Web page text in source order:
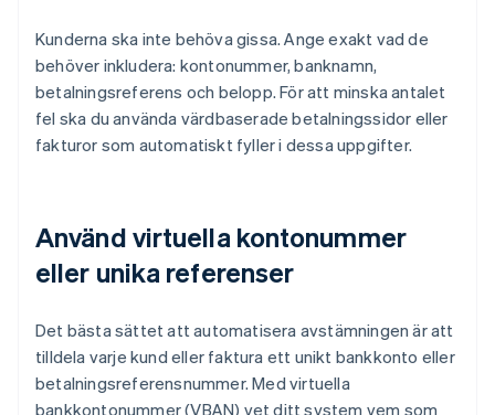
Kunderna ska inte behöva gissa. Ange exakt vad de
behöver inkludera: kontonummer, banknamn,
betalningsreferens och belopp. För att minska antalet
fel ska du använda värdbaserade betalningssidor eller
fakturor som automatiskt fyller i dessa uppgifter.
Använd virtuella kontonummer
eller unika referenser
Det bästa sättet att automatisera avstämningen är att
tilldela varje kund eller faktura ett unikt bankkonto eller
betalningsreferensnummer. Med virtuella
bankkontonummer (VBAN) vet ditt system vem som